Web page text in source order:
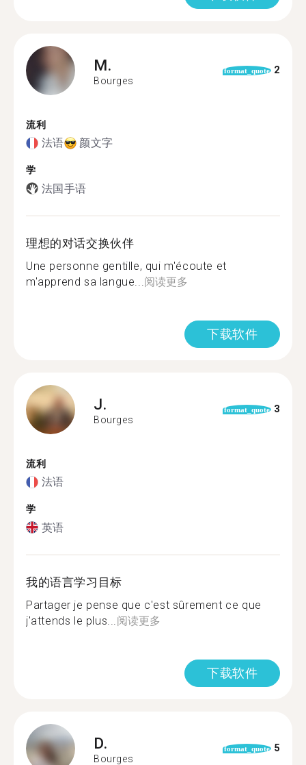
M.
Bourges
format_quote 2
流利
法语 颜文字
学
法国手语
理想的对话交换伙伴
Une personne gentille, qui m'écoute et
m'apprend sa langue... 阅读更多
下载软件
J.
Bourges
format_quote 3
流利
法语
学
英语
我的语言学习目标
Partager je pense que c'est sûrement ce que
j'attends le plus... 阅读更多
下载软件
D.
Bourges
format_quote 5